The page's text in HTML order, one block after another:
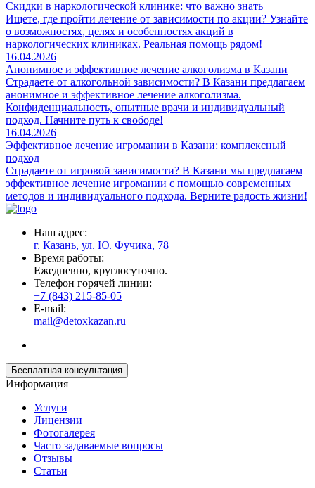
Скидки в наркологической клинике: что важно знать
Ищете, где пройти лечение от зависимости по акции? Узнайте
о возможностях, целях и особенностях акций в
наркологических клиниках. Реальная помощь рядом!
16.04.2026
Анонимное и эффективное лечение алкоголизма в Казани
Страдаете от алкогольной зависимости? В Казани предлагаем
анонимное и эффективное лечение алкоголизма.
Конфиденциальность, опытные врачи и индивидуальный
подход. Начните путь к свободе!
16.04.2026
Эффективное лечение игромании в Казани: комплексный
подход
Страдаете от игровой зависимости? В Казани мы предлагаем
эффективное лечение игромании с помощью современных
методов и индивидуального подхода. Верните радость жизни!
Наш адрес:
г. Казань, ул. Ю. Фучика, 78
Время работы:
Ежедневно, круглосуточно.
Телефон горячей линии:
+7 (843) 215-85-05
E-mail:
mail@detoxkazan.ru
Бесплатная консультация
Информация
Услуги
Лицензии
Фотогалерея
Часто задаваемые вопросы
Отзывы
Статьи